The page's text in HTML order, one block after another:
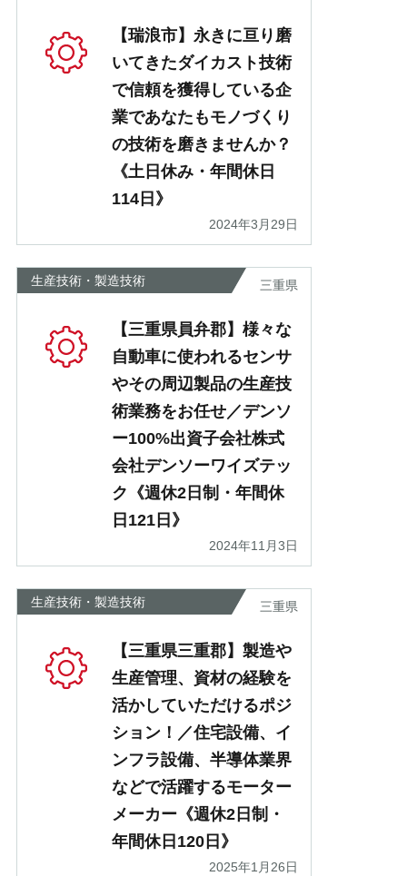
【瑞浪市】永きに亘り磨
いてきたダイカスト技術
で信頼を獲得している企
業であなたもモノづくり
の技術を磨きませんか？
《土日休み・年間休日
114日》
2024年3月29日
生産技術・製造技術 三重県
【三重県員弁郡】様々な
自動車に使われるセンサ
やその周辺製品の生産技
術業務をお任せ／デンソ
ー100%出資子会社株式
会社デンソーワイズテッ
ク《週休2日制・年間休
日121日》
2024年11月3日
生産技術・製造技術 三重県
【三重県三重郡】製造や
生産管理、資材の経験を
活かしていただけるポジ
ション！／住宅設備、イ
ンフラ設備、半導体業界
などで活躍するモーター
メーカー《週休2日制・
年間休日120日》
2025年1月26日